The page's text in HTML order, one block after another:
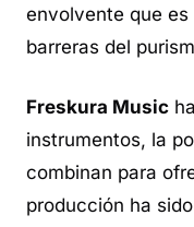
envolvente que es
barreras del
Freskura Music
instrumentos, la
combinan para
producción ha